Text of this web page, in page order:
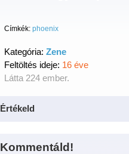
Címkék: phoenix
Kategória: Zene
Feltöltés ideje: 16 éve
Látta 224 ember.
Értékeld
Kommentáld!